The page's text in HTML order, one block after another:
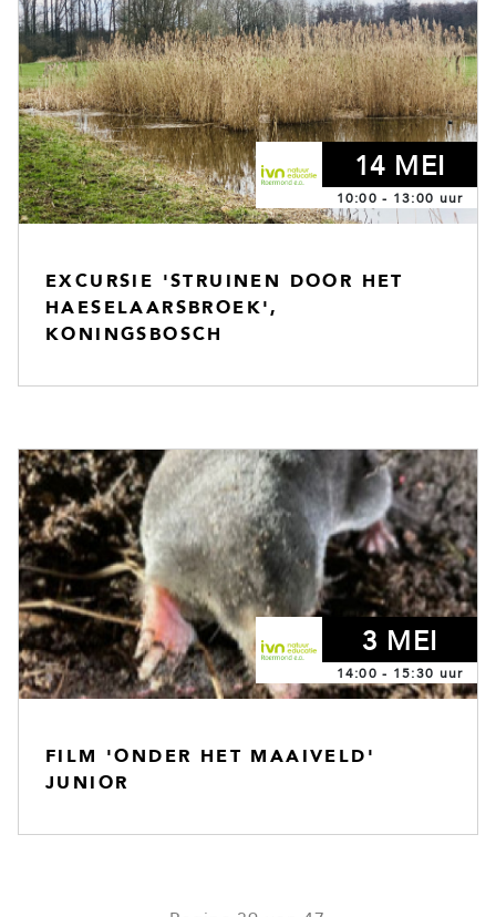
14 MEI
10:00 - 13:00 uur
EXCURSIE 'STRUINEN DOOR HET
HAESELAARSBROEK',
KONINGSBOSCH
3 MEI
14:00 - 15:30 uur
FILM 'ONDER HET MAAIVELD'
JUNIOR